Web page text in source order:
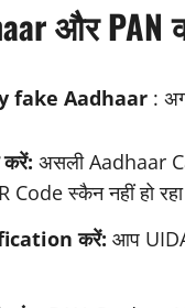
और PAN
fake Aadhaar :
असली Aadhaar
स्कैन नहीं हो रहा
करें: आप